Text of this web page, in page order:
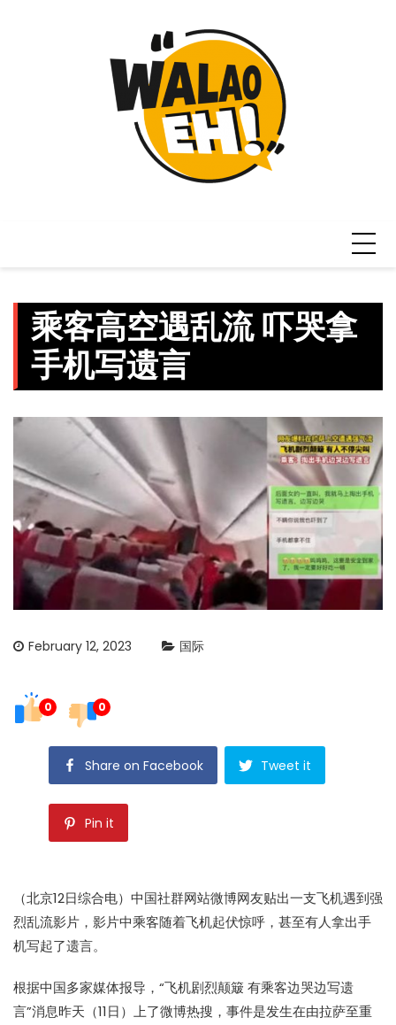
乘客高空遇乱流 吓哭拿
手机写遗言
February 12, 2023 国际
0 0
Share on Facebook Tweet it
Pin it
（北京12日综合电）中国社群网站微博网友贴出一支飞机遇到强
烈乱流影片，影片中乘客随着飞机起伏惊呼，甚至有人拿出手
机写起了遗言。
根据中国多家媒体报导，“飞机剧烈颠簸 有乘客边哭边写遗
言”消息昨天（11日）上了微博热搜，事件是发生在由拉萨至重